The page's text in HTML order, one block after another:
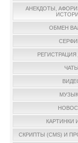
АНЕКДОТЫ,
ОБМЕН
ЧАТЫ
КАРТИНКИ
СКРИПТЫ (CMS) И